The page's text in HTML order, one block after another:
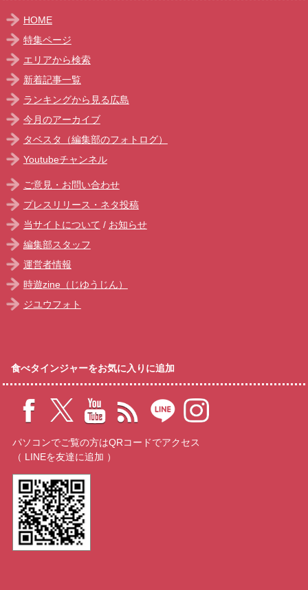
HOME
特集ページ
エリアから検索
新着記事一覧
ランキングから見る広島
今月のアーカイブ
タベスタ（編集部のフォトログ）
Youtubeチャンネル
ご意見・お問い合わせ
プレスリリース・ネタ投稿
当サイトについて / お知らせ
編集部スタッフ
運営者情報
時遊zine（じゆうじん）
ジユウフォト
食べタインジャーをお気に入りに追加
パソコンでご覧の方はQRコードでアクセス
（ LINEを友達に追加 ）